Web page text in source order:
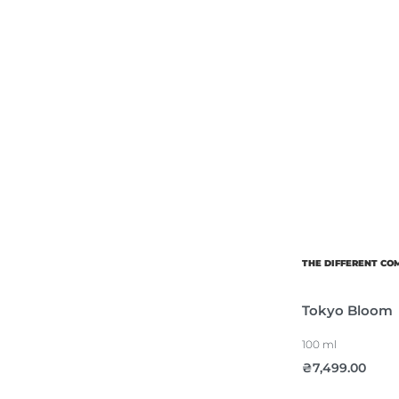
THE DIFFERENT
Tokyo Bloom
100 ml
₴7,499.00